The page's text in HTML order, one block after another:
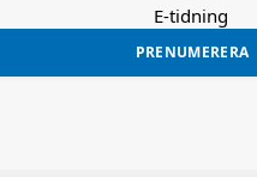
E-tidning
PRENUMERERA